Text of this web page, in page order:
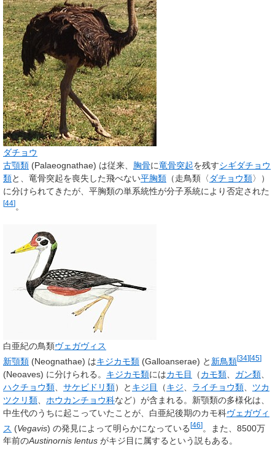
ダチョウ
古顎類 (Palaeognathae) は従来、 胸骨に竜骨突起を残すシギダチョウ
類と、竜骨突起を喪失した飛べない平胸類 （走鳥類〈 ダチョウ類〉）
に分けられてきたが、平胸類の単系統性が分子系統により否定された
[44]。
白亜紀の鳥類ヴェガヴィス
新顎類 (Neognathae) はキジカモ類 (Galloanserae) と 新鳥類[34][45]
(Neoaves) に分けられる。 キジカモ類にはカモ目 （カモ類 ガン類
ハクチョウ類
サケビドリ類）と キジ目 （キジ ライチョウ類
ツカ
ツクリ類
ホウカンチョウ科など）が含まれる。新顎類の多様化は、
中生代のうちに起こっていたことが、白亜紀後期のカモ科ヴェガヴィ
ス (Vegavis) の発見によって明らかになっている[46]。また、8500万
年前のAustinornis lentus がキジ目に属するという説もある。